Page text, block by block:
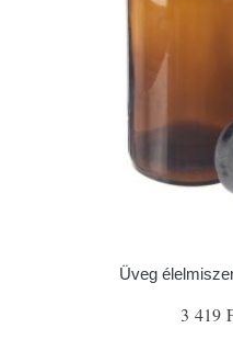
Üveg
3 419